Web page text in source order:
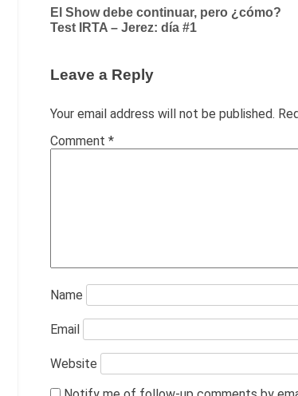
Post
navigation
El Show debe continuar, pero ¿cómo?
Test IRTA – Jerez: día #1
Leave a Reply
Your email address will not be published.
Comment *
Name
Email
Website